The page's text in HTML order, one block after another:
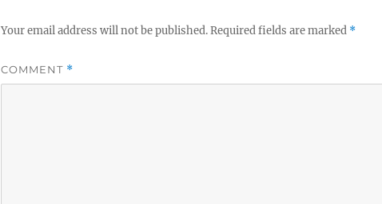
Your email address will not be published.Required fields are marked *
COMMENT *